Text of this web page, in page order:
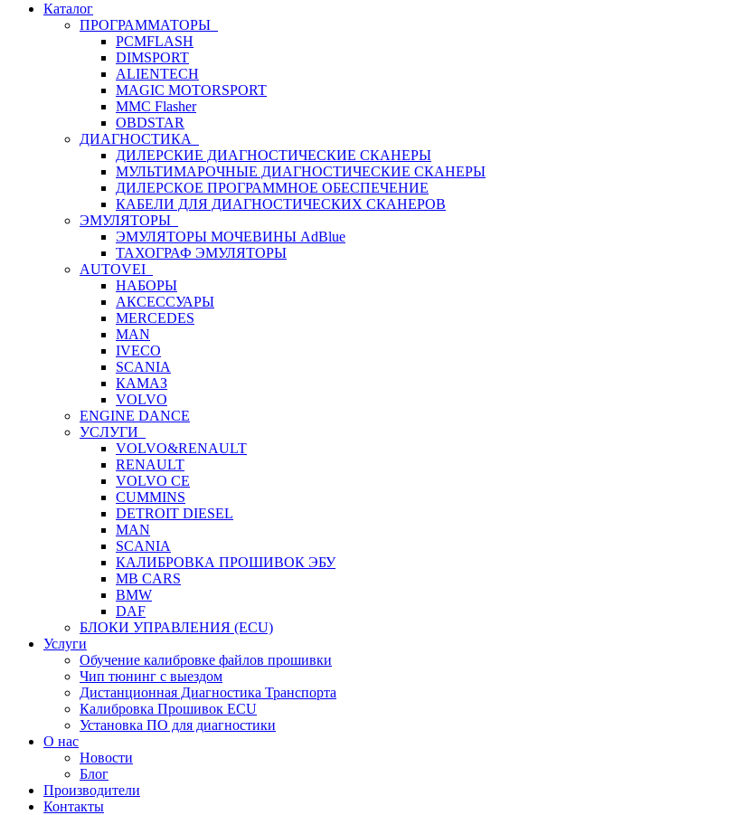
Каталог
ПРОГРАММАТОРЫ
PCMFLASH
DIMSPORT
ALIENTECH
MAGIC MOTORSPORT
MMC Flasher
OBDSTAR
ДИАГНОСТИКА
ДИЛЕРСКИЕ ДИАГНОСТИЧЕСКИЕ СКАНЕРЫ
МУЛЬТИМАРОЧНЫЕ ДИАГНОСТИЧЕСКИЕ СКАНЕРЫ
ДИЛЕРСКОЕ ПРОГРАММНОЕ ОБЕСПЕЧЕНИЕ
КАБЕЛИ ДЛЯ ДИАГНОСТИЧЕСКИХ СКАНЕРОВ
ЭМУЛЯТОРЫ
ЭМУЛЯТОРЫ МОЧЕВИНЫ АdBlue
ТАХОГРАФ ЭМУЛЯТОРЫ
AUTOVEI
НАБОРЫ
АКСЕССУАРЫ
MERCEDES
MAN
IVECO
SCANIA
КАМАЗ
VOLVO
ENGINE DANCE
УСЛУГИ
VOLVO&RENAULT
RENAULT
VOLVO CE
CUMMINS
DETROIT DIESEL
MAN
SCANIA
КАЛИБРОВКА ПРОШИВОК ЭБУ
MB CARS
BMW
DAF
БЛОКИ УПРАВЛЕНИЯ (ECU)
Услуги
Обучение калибровке файлов прошивки
Чип тюнинг с выездом
Дистанционная Диагностика Транспорта
Калибровка Прошивок ECU
Установка ПО для диагностики
О нас
Новости
Блог
Производители
Контакты